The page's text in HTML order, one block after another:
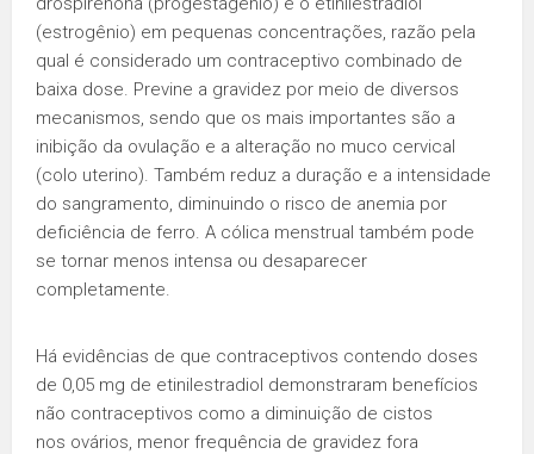
(estrogênio) em pequenas concentrações, razão pela
qual é considerado um contraceptivo combinado de
baixa dose. Previne a gravidez por meio de diversos
mecanismos, sendo que os mais importantes são a
inibição da ovulação e a alteração no muco cervical
(colo uterino). Também reduz a duração e a intensidade
do sangramento, diminuindo o risco de anemia por
deficiência de ferro. A cólica menstrual também pode
se tornar menos intensa ou desaparecer
completamente.
Há evidências de que contraceptivos contendo doses
de 0,05 mg de etinilestradiol demonstraram benefícios
não contraceptivos como a diminuição de cistos
nos ovários, menor frequência de gravidez fora